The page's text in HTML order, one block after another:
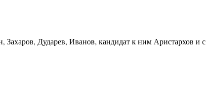
Дударев, Иванов, кандидат к ним Аристархов и с